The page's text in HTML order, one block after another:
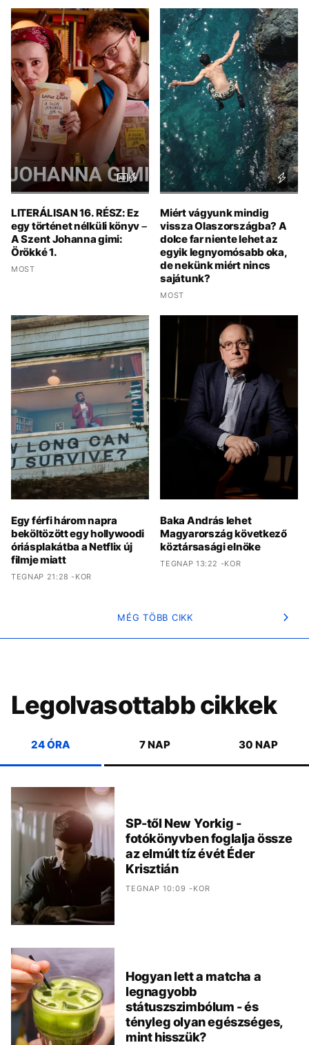
LITERÁLISAN 16. RÉSZ: Ez
egy történet nélküli könyv –
A Szent Johanna gimi:
Örökké 1.
MOST
Miért vágyunk mindig
vissza Olaszországba? A
dolce far niente lehet az
egyik legnyomósabb oka,
de nekünk miért nincs
sajátunk?
MOST
Egy férfi három napra
beköltözött egy hollywoodi
óriásplakátba a Netflix új
filmje miatt
TEGNAP 21:28 -KOR
Baka András lehet
Magyarország következő
köztársasági elnöke
TEGNAP 13:22 -KOR
MÉG TÖBB CIKK
Legolvasottabb cikkek
24 ÓRA 7 NAP 30 NAP
SP-től New Yorkig -
fotókönyvben foglalja össze
az elmúlt tíz évét Éder
Krisztián
TEGNAP 10:09 -KOR
Hogyan lett a matcha a
legnagyobb
státuszszimbólum - és
tényleg olyan egészséges,
mint hisszük?